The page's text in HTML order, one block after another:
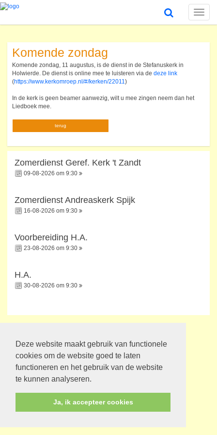
Deze website maakt gebruik van functionele
cookies om de website goed te laten
functioneren en het gebruik van de website
te kunnen analyseren.
Ja, ik accepteer cookies
Toggle
Komende zondag
Komende zondag, 11 augustus, is de dienst in de Stefanuskerk in
Holwierde. De dienst is online mee te luisteren via dedeze link
(https://www.kerkomroep.nl/#/kerken/22011)
In de kerk is geen beamer aanwezig, wilt u mee zingen neem dan het
Liedboek mee.
terug
Zomerdienst Geref. Kerk 't Zandt
09-08-2026 om 9:30
Zomerdienst Andreaskerk Spijk
16-08-2026 om 9:30
Voorbereiding H.A.
23-08-2026 om 9:30
H.A.
30-08-2026 om 9:30